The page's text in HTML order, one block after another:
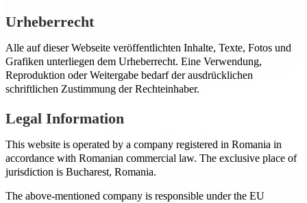
Urheberrecht
Alle auf dieser Webseite veröffentlichten Inhalte, Texte, Fotos und
Grafiken unterliegen dem Urheberrecht. Eine Verwendung,
Reproduktion oder Weitergabe bedarf der ausdrücklichen
schriftlichen Zustimmung der Rechteinhaber.
Legal Information
This website is operated by a company registered in Romania in
accordance with Romanian commercial law. The exclusive place of
jurisdiction is Bucharest, Romania.
The above-mentioned company is responsible under the EU